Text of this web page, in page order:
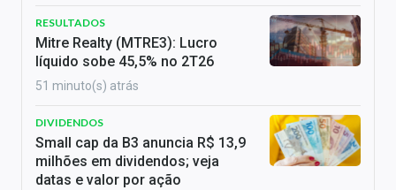
RESULTADOS
Mitre Realty (MTRE3): Lucro
líquido sobe 45,5% no 2T26
51 minuto(s) atrás
DIVIDENDOS
Small cap da B3 anuncia R$ 13,9
milhões em dividendos; veja
datas e valor por ação